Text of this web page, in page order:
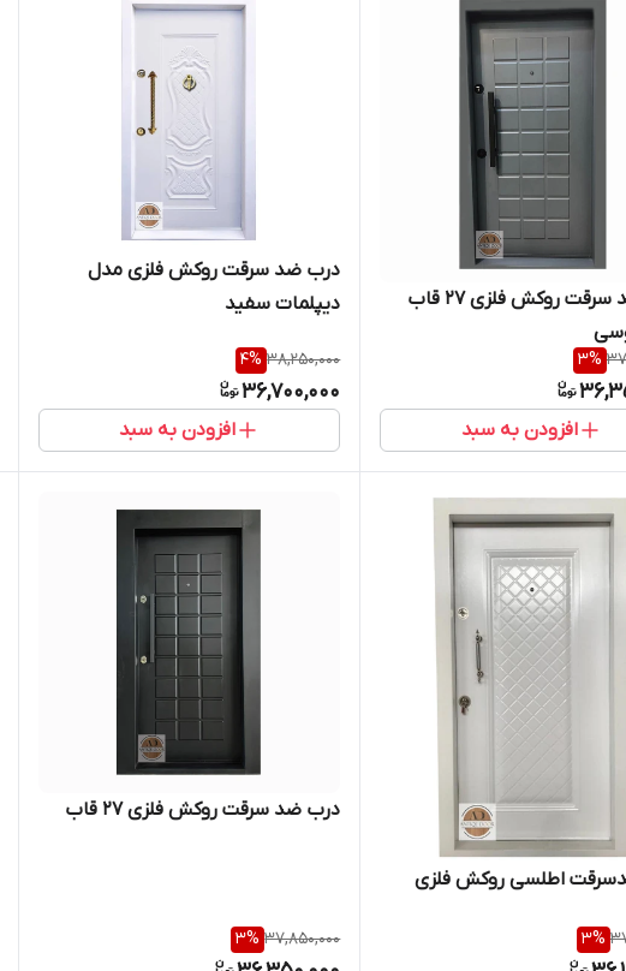
درب ضد سرقت روکش فلزی 27 قاب
3%
افزودن به سبد
درب ضد سرقت روکش فلزی مدل
دیپلمات سفید
38,250,000
4%
36,700,000
افزودن به سبد
اطلسی روکش فلزی
3%
درب ضد سرقت روکش فلزی 27 قاب
37,850,000
3%